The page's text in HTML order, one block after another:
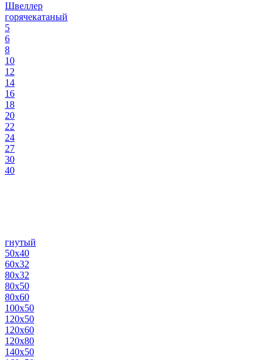
Швеллер
горячекатаный
5
6
8
10
12
14
16
18
20
22
24
27
30
40
гнутый
50х40
60х32
80х32
80х50
80х60
100х50
120х50
120х60
120х80
140х50